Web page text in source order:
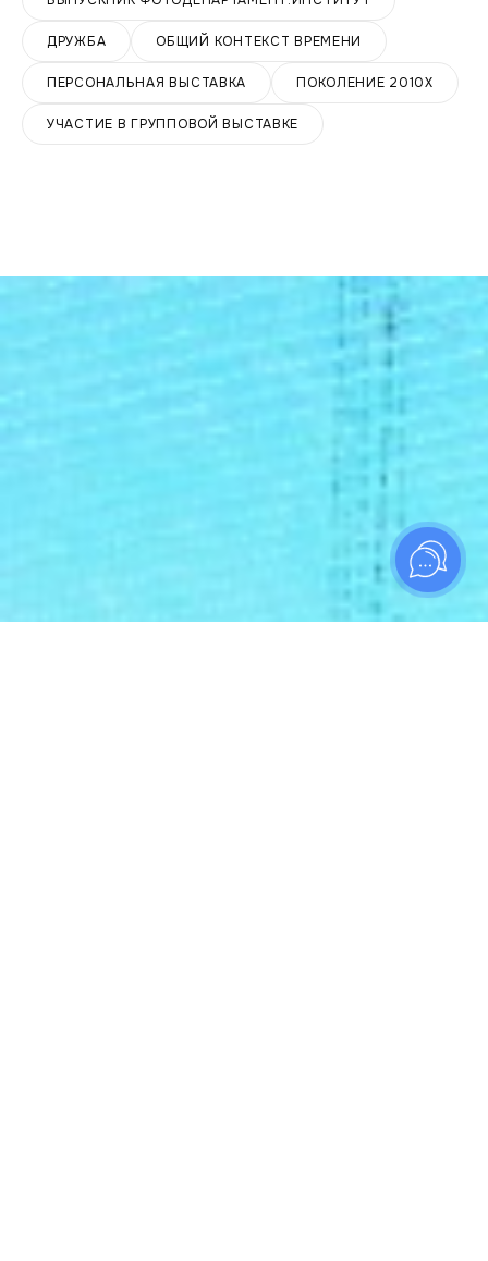
ДРУЖБА ОБЩИЙ КОНТЕКСТ ВРЕМЕНИ
ПЕРСОНАЛЬНАЯ ВЫСТАВКА ПОКОЛЕНИЕ 2010Х
УЧАСТИЕ В ГРУППОВОЙ ВЫСТАВКЕ